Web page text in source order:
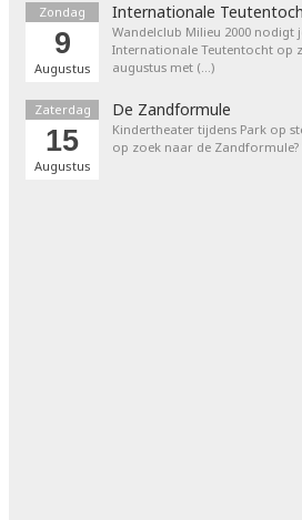
Zondag
9
Augustus
Internationale
Wandelclub Milieu 2000 nodigt
Internationale Teutentocht op
augustus met (…)
Zaterdag
15
Augustus
De Zandformule
Kindertheater tijdens Park op
op zoek naar de